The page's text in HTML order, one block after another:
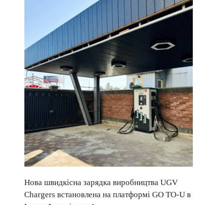
Нова швидкісна зарядка виробництва UGV
Chargers встановлена на платформі GO TO-U в